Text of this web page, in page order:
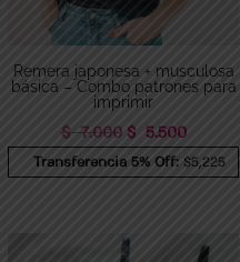
Remera japonesa + musculosa
básica – Combo patrones para
imprimir
$7.000 El
precio
$ 7.000.
$ 5.500El
precio
$ 5.500.
Transferencia 5% Off: $5,225